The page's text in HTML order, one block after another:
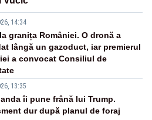
14:34
granița României. O dronă a
lângă un gazoduct, iar premierul
a convocat Consiliul de
13:35
îi pune frână lui Trump.
dur după planul de foraj